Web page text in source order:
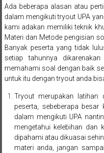
Gunung
Kidul,
Kulon
Progo,
Balikpapan,
Jakarta
Pusat,
Tanggerang,
Ada beberapa alasan atau
dalam mengikuti tryout UPA
kami adakan memiliki teknik
Materi dan Metode pengisian
Banyak peserta yang tidak
setiap tahunnya
memahami soal dengan baik
untuk itu dengan tryout anda
Tryout merupakan latihan
peserta, sebeberapa
dalam mengikuti UPA
mengetahui kelebihan dan
dipahami atau dikuasai
materi anda, jangan